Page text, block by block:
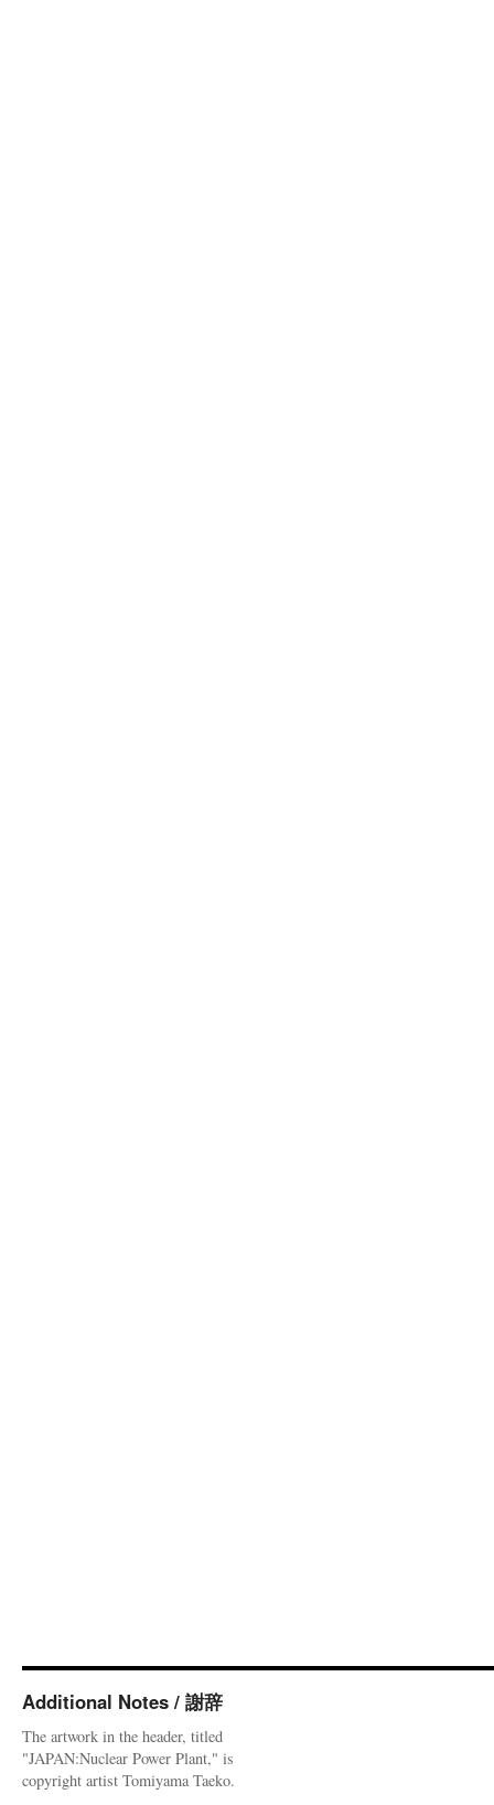
Additional Notes / 謝辞
The artwork in the header, titled
"JAPAN:Nuclear Power Plant," is
copyright artist Tomiyama Taeko.